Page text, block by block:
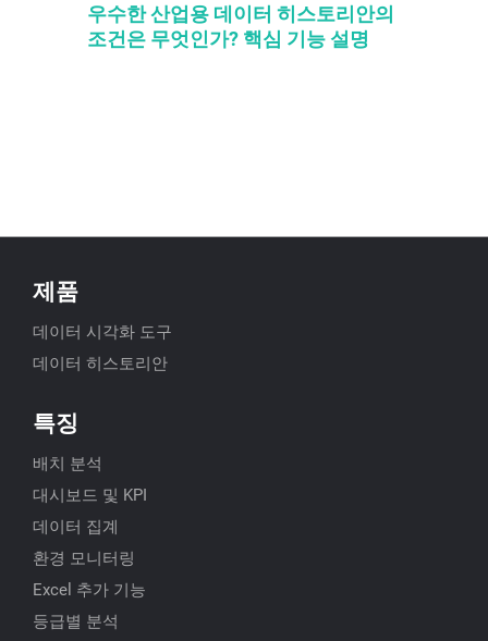
우수한 산업용 데이터 히스토리안의
조건은 무엇인가? 핵심 기능 설명
제품
데이터 시각화 도구
데이터 히스토리안
특징
배치 분석
대시보드 및 KPI
데이터 집계
환경 모니터링
Excel 추가 기능
등급별 분석